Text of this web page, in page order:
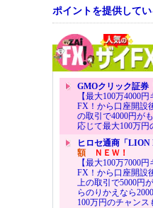
ポイントを提供して
GMOクリック証券
【最大100万4000
FX！から口座開設
の取引で4000円が
応じて最大100万円
ヒロセ通商「LION
額ＮＥＷ！
【最大100万7000
FX！から口座開設
上の取引で5000円
らのりかえなら
100万円のチャンス